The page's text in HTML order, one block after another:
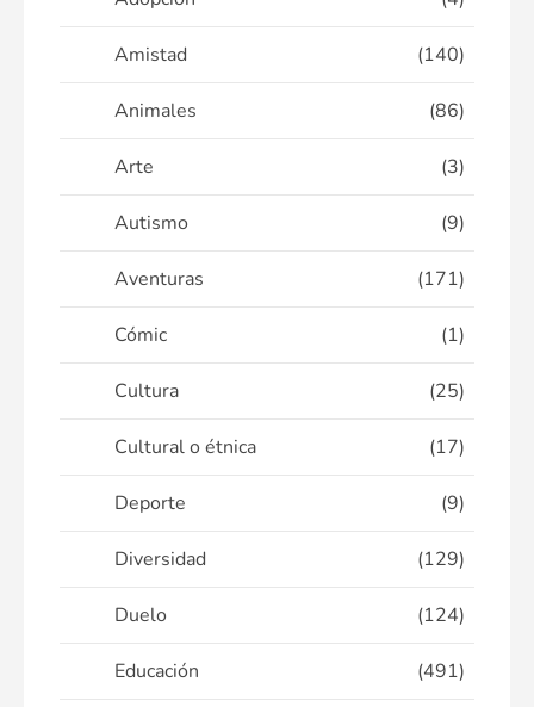
Amistad (140)
Animales (86)
Arte (3)
Autismo (9)
Aventuras (171)
Cómic (1)
Cultura (25)
Cultural o étnica (17)
Deporte (9)
Diversidad (129)
Duelo (124)
Educación (491)